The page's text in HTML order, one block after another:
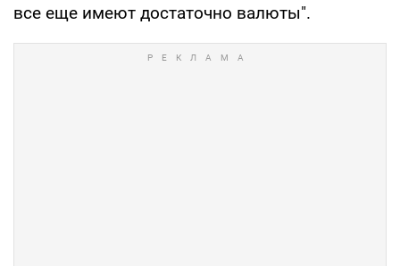
все еще имеют достаточно валюты".